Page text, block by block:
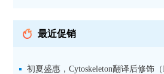
最近促销
初夏盛惠，Cytoskeleton翻译后修饰